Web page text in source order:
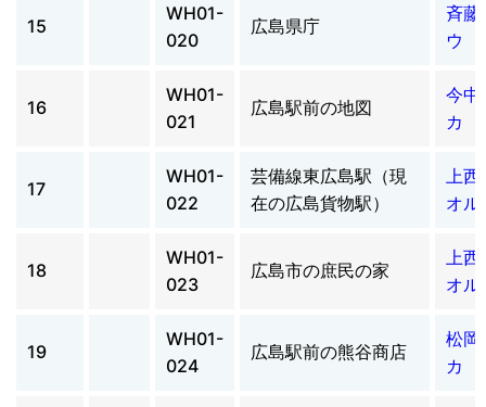
15
WH01-
020
広島県庁
斉
ウ
16
WH01-
021
広島駅前の地図
今
カ
17
WH01-
022
芸備線東広島駅（現
在の広島貨物駅）
上
オル
18
WH01-
023
広島市の庶民の家
上
オル
19
WH01-
024
広島駅前の熊谷商店
松
カ